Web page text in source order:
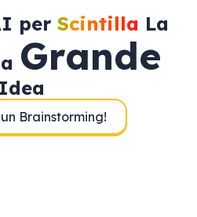
per Scintilla La
Grande
Idea
Brainstorming!